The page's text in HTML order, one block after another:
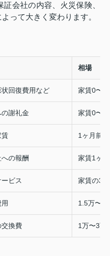
会社の内容、火災保険、
って大きく変わります。
相場
回復費用など 家賃0〜2
謝礼金 家賃0〜2
賃 1ヶ月前後
の報酬 家賃1ヶ
ビス 家賃の30
1.5万〜
交換費 1万〜3万